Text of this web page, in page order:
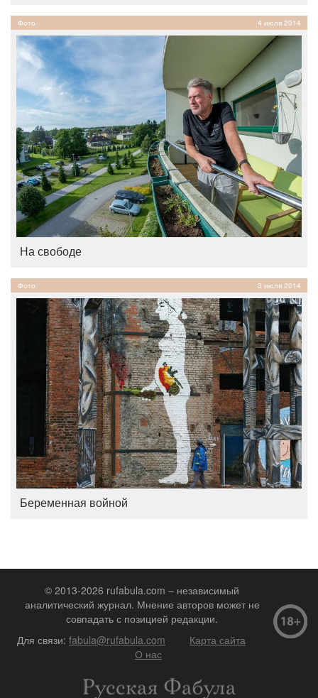
Фото 4 июля 2014
На свободе
Фото 3 июля 2014
Беременная войной
© 2013-2026 rufabula.com – независимый
аналитический журнал. Мнение авторов может не
совпадать с позицией редакции.
Для связи: fabula@rufabula.com
Карта сайта
О нас